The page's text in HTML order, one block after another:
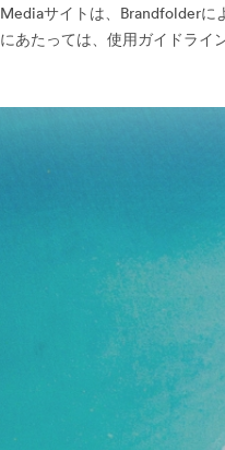
Mediaサイトは、Brandfolderに
にあたっては、使用ガイドライ